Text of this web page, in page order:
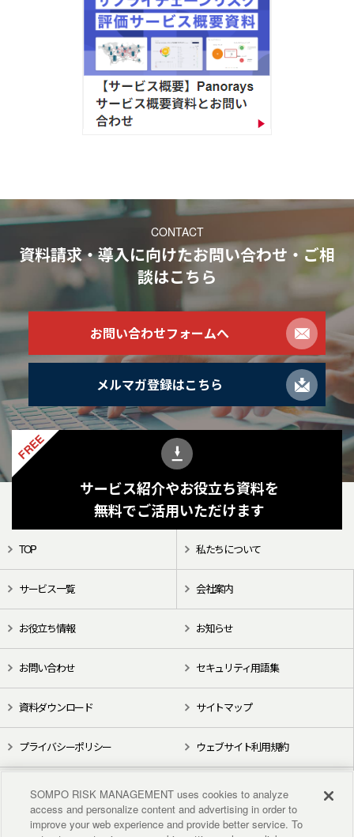
CONTACT
資料請求・導入に向けたお問い合わせ・ご相
談はこちら
お問い合わせフォームへ
メルマガ登録はこちら
FREE
サービス紹介やお役立ち資料を
無料でご活用いただけます
TOP 私たちについて
サービス一覧 会社案内
お役立ち情報 お知らせ
お問い合わせ セキュリティ用語集
資料ダウンロード サイトマップ
プライバシーポリシー ウェブサイト利用規約
X（旧Twitter） YouTube
SOMPO RISK MANAGEMENT uses cookies to analyze
access and personalize content and advertising in order to
improve your web experience and provide better service. To